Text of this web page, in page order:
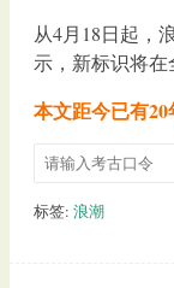
从4月18日起，
示，新标识将在
本文距今已有20
标签: 浪潮